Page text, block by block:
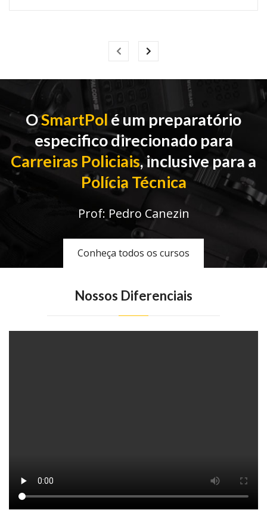
Previous
Next
OSmartPol é um preparatório
especifico direcionado para
Carreiras Policiais, inclusive para a
Polícia Técnica
Prof: Pedro Canezin
Conheça todos os cursos
Nossos Diferenciais